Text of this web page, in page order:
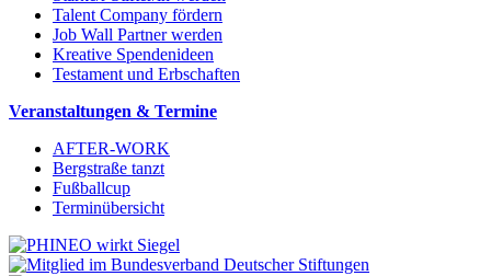
Talent Company fördern
Job Wall Partner werden
Kreative Spendenideen
Testament und Erbschaften
Veranstaltungen & Termine
AFTER-WORK
Bergstraße tanzt
Fußballcup
Terminübersicht